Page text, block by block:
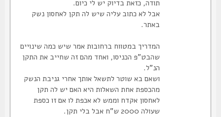
תודה, כזאת בדיוק יש לי כיום.
אבל לא כתוב עליה שיש לה תקן לאחסון נשק
באתר.
המדריך במטווח ברחובות אמר שיש כמה שינויים
שהבט"פ הכניסו, ואחד מהם זה שחייב את התקן
הנ"ל.
ושאם בא שוטר לתשאל אותך אחרי גניבת הנשק
מהכספת אחת השאלות היא האם יש לה תקן
לאחסון אקדח וממש לא אכפת לו אם זו כספת
שעולה 2000 ש"ח אבל בלי תקן.